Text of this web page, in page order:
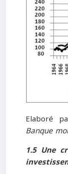
Elaboré
Banque
1.5 Une